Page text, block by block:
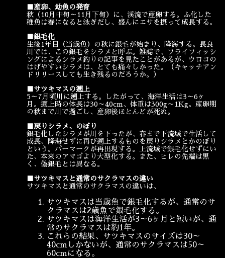
■産卵、幼魚の発育
秋（10月中旬～11月下旬）に、渓流で産卵する。ふ化した
稚魚は春になると泳ぎだし、盛んにエサを摂って成長する。
■銀毛化
生後1年目（当歳魚）の秋に銀毛が始まり、降海する。長良
川では、この銀毛をシラメと呼ぶ。雑誌で、フライフィッシ
ングによるシラメ釣りの記事を見たことがあるが、ウロコの
はげやすいシラメは、とても痛々しかった。（キャッチアン
ドリリースしても生き残るのだろうか。）
■サツキマスの遡上
5～7月頃川に遡上する。したがって、海洋生活は3～6ヶ
月。遡上時の体長は30～40cm、体重は300g～1Kg。産卵期
の秋まで川で過ごし、産卵後ほとんどが死ぬ。
■戻りシラメ、のぼり
銀毛化したシラメが川を下ったが、春まで下流域で生活して
成長、降海せずに再び遡上するものを戻りシラメとかのぼり
という。パーマークが再出現する。上流域で銀毛化せずにい
た、本来のアマゴより大型化する。また、ヒレの先端は黒
く、偽銀毛とは異なる。
■サツキマスと通常のサクラマスの違い
サツキマスと通常のサクラマスの違いは、
サツキマスは当歳魚で銀毛化するが、通常のサ
クラマスは2歳魚で銀毛化する。
サツキマスは海洋生活が3～6ヶ月と短いが、通
常のサクラマスは約1年。
これらの結果、サツキマスのサイズは30～
40cmしかないが、通常のサクラマスは50～
60cmになる。